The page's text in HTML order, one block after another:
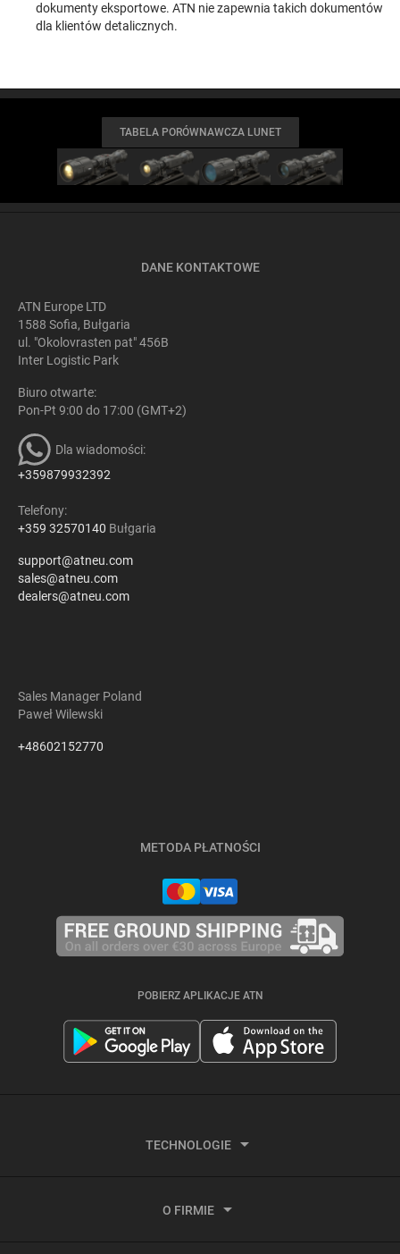
dokumenty eksportowe. ATN nie zapewnia takich dokumentów
dla klientów detalicznych.
TABELA PORÓWNAWCZA LUNET
DANE KONTAKTOWE
ATN Europe LTD
1588 Sofia, Bułgaria
ul. "Okolovrasten pat" 456B
Inter Logistic Park
Biuro otwarte:
Pon-Pt 9:00 do 17:00 (GMT+2)
Dla wiadomości:
+359879932392
Telefony:
+359 32570140 Bułgaria
support@atneu.com
sales@atneu.com
dealers@atneu.com
Sales Manager Poland
Paweł Wilewski
+48602152770
METODA PŁATNOŚCI
POBIERZ APLIKACJE ATN
TECHNOLOGIE
O FIRMIE